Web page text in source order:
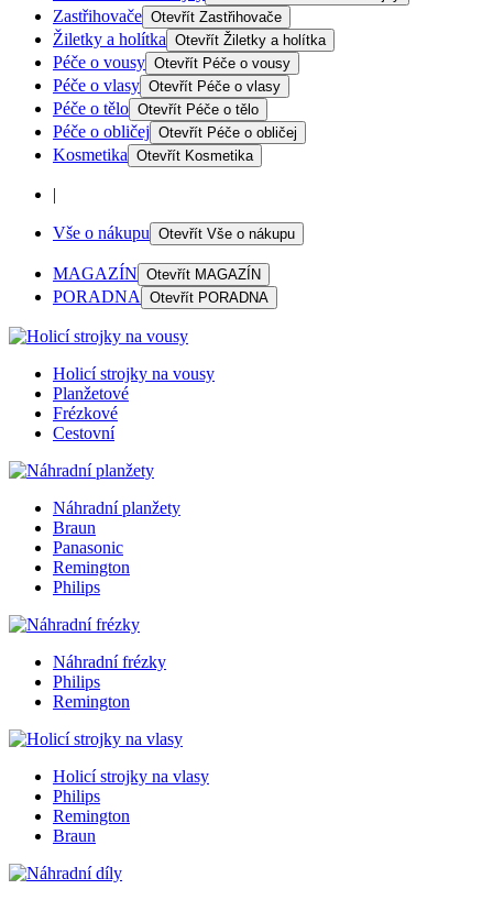
Zastřihovače Otevřít Zastřihovače
Žiletky a holítka Otevřít Žiletky a holítka
Péče o vousy Otevřít Péče o vousy
Péče o vlasy Otevřít Péče o vlasy
Péče o tělo Otevřít Péče o tělo
Péče o obličej Otevřít Péče o obličej
Kosmetika Otevřít Kosmetika
|
Vše o nákupu Otevřít Vše o nákupu
MAGAZÍN Otevřít MAGAZÍN
PORADNA Otevřít PORADNA
Holicí strojky na vousy
Planžetové
Frézkové
Cestovní
Náhradní planžety
Braun
Panasonic
Remington
Philips
Náhradní frézky
Philips
Remington
Holicí strojky na vlasy
Philips
Remington
Braun